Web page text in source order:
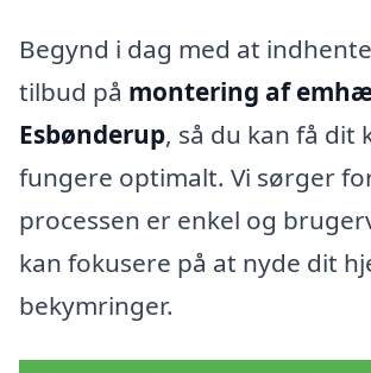
Begynd i dag med at
tilbud på montering af
Esbønderup, så du kan få dit
fungere optimalt. Vi sørger
processen er enkel og
kan fokusere på at nyde dit
bekymringer.